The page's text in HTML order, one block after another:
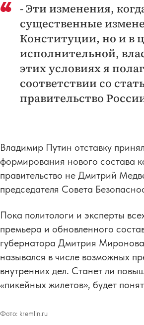
- Эти изменения,
существенные
Конституции, но и в
исполнительной,
этих условиях я
соответствии со
правительство
Владимир Путин отставку
формирования нового состава
правительство не Дмитрий
председателя Совета
Пока политологи и эксперты
премьера и обновленного
губернатора Дмитрия
назывался в числе возможных
внутренних дел. Станет ли
«пикейных жилетов», будет
Фото: kremlin.ru